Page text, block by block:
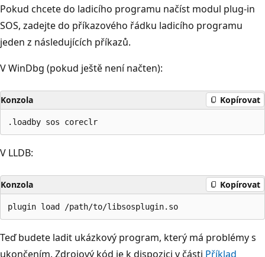
Pokud chcete do ladicího programu načíst modul plug-in
SOS, zadejte do příkazového řádku ladicího programu
jeden z následujících příkazů.
V WinDbg (pokud ještě není načten):
Konzola Kopírovat
V LLDB:
Konzola Kopírovat
Teď budete ladit ukázkový program, který má problémy s
ukončením. Zdrojový kód je k dispozici v části Příklad